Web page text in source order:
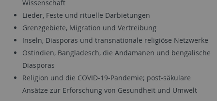
Wissenschaft
Lieder, Feste und rituelle Darbietungen
Grenzgebiete, Migration und Vertreibung
Inseln, Diasporas und transnationale religiöse Netzwerke
Ostindien, Bangladesch, die Andamanen und bengalische
Diasporas
Religion und die COVID-19-Pandemie; post-säkulare
Ansätze zur Erforschung von Gesundheit und Umwelt